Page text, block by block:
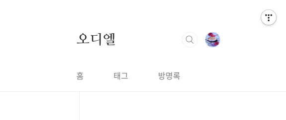
오디엘
홈 태그 방명록